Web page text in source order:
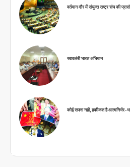
वर्तमान दौर में संयुक्त राष्ट्र संघ की
स्वावलंबी भारत अभियान
कोई सपना नहीं, हकीकत है आत्मनिर्भर-